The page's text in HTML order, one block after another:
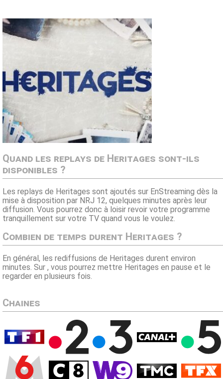
Quand les replays de Heritages sont-ils
disponibles ?
Les replays de Heritages sont ajoutés sur EnStreaming dès la
mise à disposition par NRJ 12, quelques minutes après leur
diffusion. Vous pourrez donc à loisir revoir votre programme
tranquillement sur votre TV quand vous le voulez.
Combien de temps durent Heritages ?
En général, les rediffusions de Heritages durent environ
minutes. Sur , vous pourrez mettre Heritages en pause et le
regarder en plusieurs fois.
Chaines